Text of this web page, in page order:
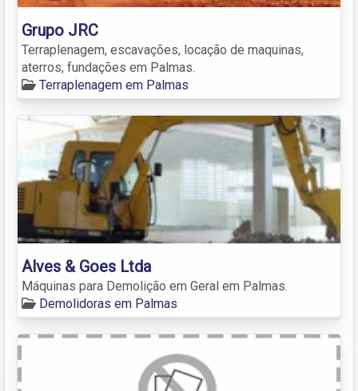
Grupo JRC
Terraplenagem, escavações, locação de maquinas,
aterros, fundações em Palmas.
Terraplenagem em Palmas
Alves & Goes Ltda
Máquinas para Demolição em Geral em Palmas.
Demolidoras em Palmas